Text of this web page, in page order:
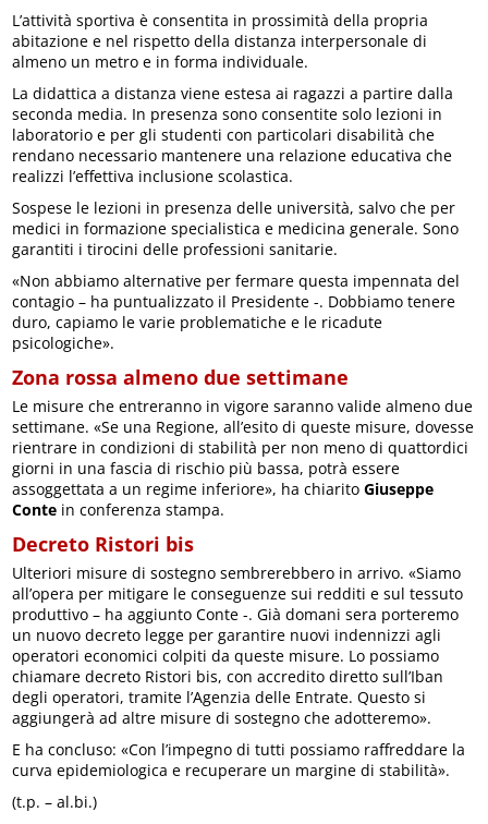
L’attività sportiva è consentita in prossimità della propria
abitazione e nel rispetto della distanza interpersonale di
almeno un metro e in forma individuale.
La didattica a distanza viene estesa ai ragazzi a partire dalla
seconda media. In presenza sono consentite solo lezioni in
laboratorio e per gli studenti con particolari disabilità che
rendano necessario mantenere una relazione educativa che
realizzi l’effettiva inclusione scolastica.
Sospese le lezioni in presenza delle università, salvo che per
medici in formazione specialistica e medicina generale. Sono
garantiti i tirocini delle professioni sanitarie.
«Non abbiamo alternative per fermare questa impennata del
contagio – ha puntualizzato il Presidente -. Dobbiamo tenere
duro, capiamo le varie problematiche e le ricadute
psicologiche».
Zona rossa almeno due settimane
Le misure che entreranno in vigore saranno valide almeno due
settimane. «Se una Regione, all’esito di queste misure, dovesse
rientrare in condizioni di stabilità per non meno di quattordici
giorni in una fascia di rischio più bassa, potrà essere
assoggettata a un regime inferiore», ha chiaritoGiuseppe
Conte in conferenza stampa.
Decreto Ristori bis
Ulteriori misure di sostegno sembrerebbero in arrivo. «Siamo
all’opera per mitigare le conseguenze sui redditi e sul tessuto
produttivo – ha aggiunto Conte -. Già domani sera porteremo
un nuovo decreto legge per garantire nuovi indennizzi agli
operatori economici colpiti da queste misure. Lo possiamo
chiamare decreto Ristori bis, con accredito diretto sull’Iban
degli operatori, tramite l’Agenzia delle Entrate. Questo si
aggiungerà ad altre misure di sostegno che adotteremo».
E ha concluso: «Con l’impegno di tutti possiamo raffreddare la
curva epidemiologica e recuperare un margine di stabilità».
(t.p. – al.bi.)